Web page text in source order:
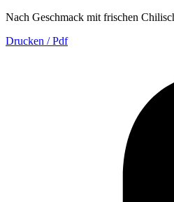
Nach Geschmack mit frischen
Drucken / Pdf